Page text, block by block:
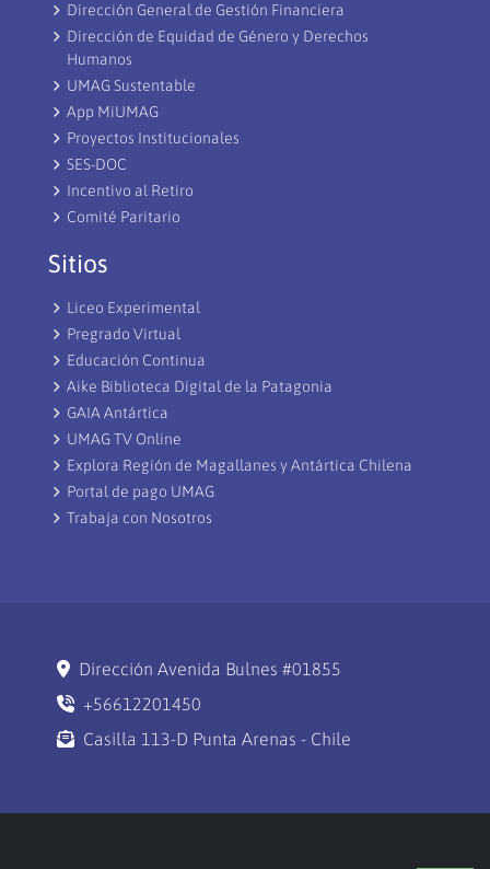
Dirección General de Gestión Financiera
Dirección de Equidad de Género y Derechos
Humanos
UMAG Sustentable
App MiUMAG
Proyectos Institucionales
SES-DOC
Incentivo al Retiro
Comité Paritario
Sitios
Liceo Experimental
Pregrado Virtual
Educación Continua
Aike Biblioteca Digital de la Patagonia
GAIA Antártica
UMAG TV Online
Explora Región de Magallanes y Antártica Chilena
Portal de pago UMAG
Trabaja con Nosotros
Dirección Avenida Bulnes #01855
+56612201450
Casilla 113-D Punta Arenas - Chile